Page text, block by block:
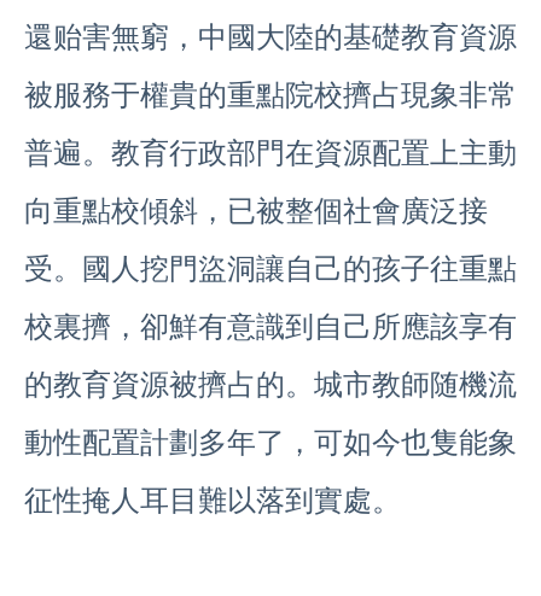
還贻害無窮，中國大陸的基礎教育資源
被服務于權貴的重點院校擠占現象非常
普遍。教育行政部門在資源配置上主動
向重點校傾斜，已被整個社會廣泛接
受。國人挖門盜洞讓自己的孩子往重點
校裏擠，卻鮮有意識到自己所應該享有
的教育資源被擠占的。城市教師随機流
動性配置計劃多年了，可如今也隻能象
征性掩人耳目難以落到實處。